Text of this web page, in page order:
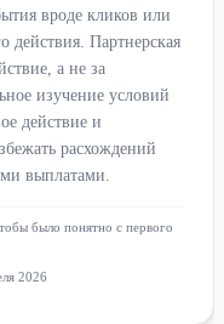
вроде кликов или
действия. Партнерская
а не за
изучение условий
действие и
расхождений
выплатами.
было понятно с первого
2026